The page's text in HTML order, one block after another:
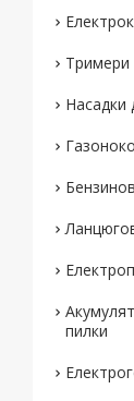
Тримери
Насадки
пилки